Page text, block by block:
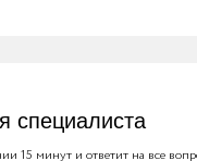
специалиста
15 минут и ответит на все